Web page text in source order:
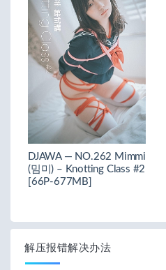
DJAWA — NO.262 Mimmi
(밈미) – Knotting Class #2
[66P-677MB]
解压报错解决办法